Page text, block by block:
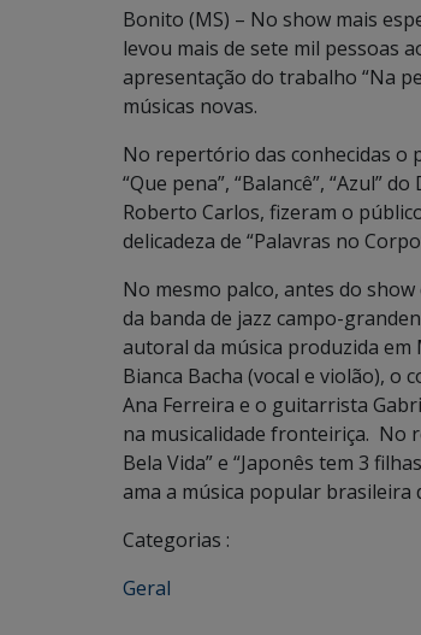
Bonito (MS) – No show mais
levou mais de sete mil pessoas
apresentação do trabalho “Na
músicas novas.
No repertório das conhecidas o
“Que pena”, “Balancê”, “Azul”
Roberto Carlos, fizeram o
delicadeza de “Palavras no
No mesmo palco, antes do
da banda de jazz campo-
autoral da música produzida
Bianca Bacha (vocal e violão),
Ana Ferreira e o guitarrista
na musicalidade fronteiriça. No
Bela Vida” e “Japonês tem 3
ama a música popular brasileira
Categorias :
Geral